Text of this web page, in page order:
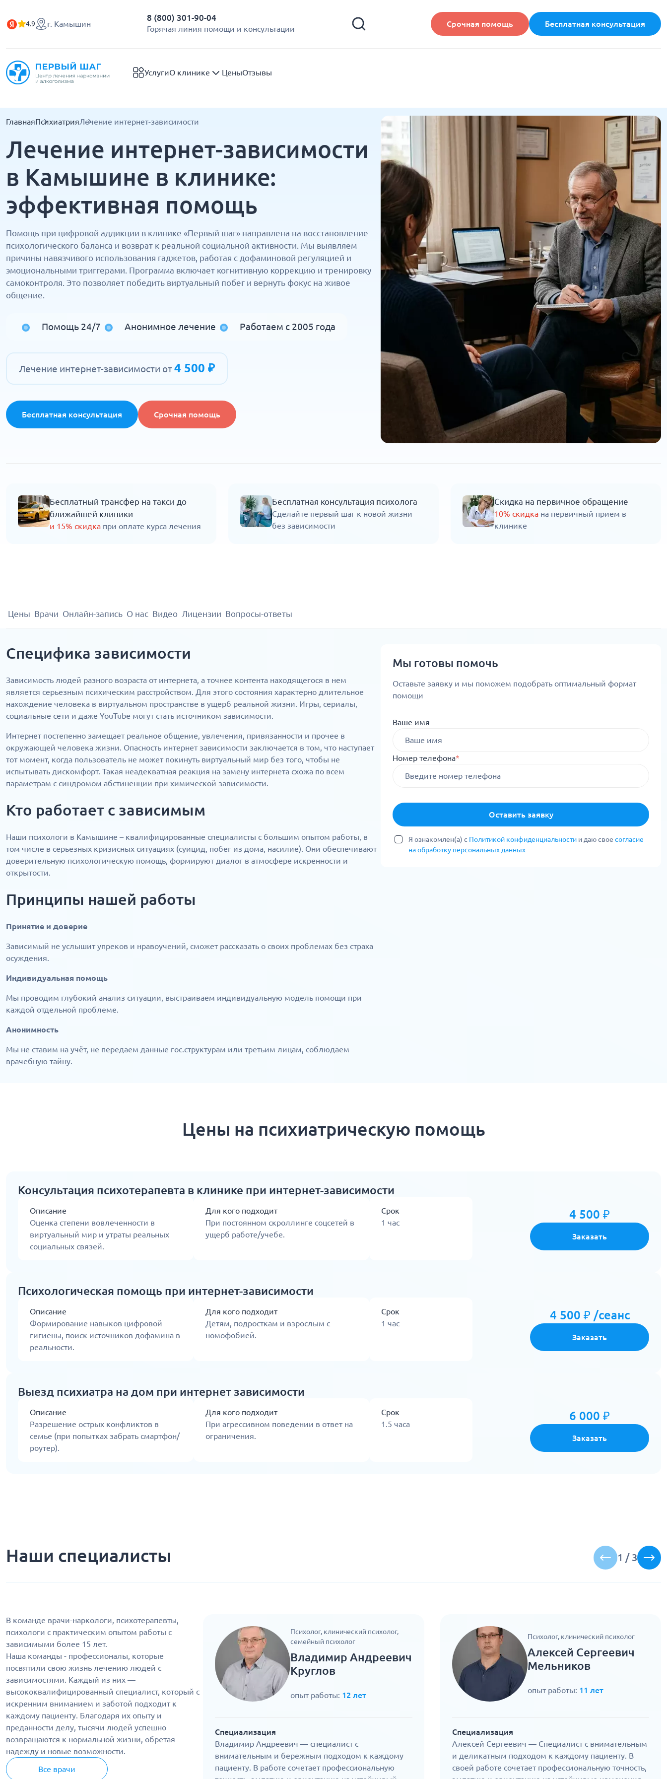
4.9 г. Камышин
8 (800) 301-90-04
Горячая линия помощи и консультации
Срочная помощь Бесплатная консультация
УслугиО клинике ЦеныОтзывы
ГлавнаяПсихиатрияЛечение интернет-зависимости
Лечение интернет-зависимости
в Камышине в клинике:
эффективная помощь
Помощь при цифровой аддикции в клинике «Первый шаг» направлена на восстановление
психологического баланса и возврат к реальной социальной активности. Мы выявляем
причины навязчивого использования гаджетов, работая с дофаминовой регуляцией и
эмоциональными триггерами. Программа включает когнитивную коррекцию и тренировку
самоконтроля. Это позволяет победить виртуальный побег и вернуть фокус на живое
общение.
Помощь 24/7 Анонимное лечение Работаем с 2005 года
Лечение интернет-зависимости от4 500 ₽
Бесплатная консультация Срочная помощь
Бесплатный трансфер на такси до
ближайшей клиники
и 15% скидка при оплате курса лечения
Бесплатная консультация психолога
Сделайте первый шаг к новой жизни
без зависимости
Скидка на первичное обращение
10% скидка на первичный прием в
клинике
Цены Врачи Онлайн-запись О нас Видео Лицензии Вопросы-ответы
Специфика зависимости
Зависимость людей разного возраста от интернета, а точнее контента находящегося в нем
является серьезным психическим расстройством. Для этого состояния характерно длительное
нахождение человека в виртуальном пространстве в ущерб реальной жизни. Игры, сериалы,
социальные сети и даже YouTube могут стать источником зависимости.
Интернет постепенно замещает реальное общение, увлечения, привязанности и прочее в
окружающей человека жизни. Опасность интернет зависимости заключается в том, что наступает
тот момент, когда пользователь не может покинуть виртуальный мир без того, чтобы не
испытывать дискомфорт. Такая неадекватная реакция на замену интернета схожа по всем
параметрам с синдромом абстиненции при химической зависимости.
Кто работает с зависимым
Наши психологи в Камышине – квалифицированные специалисты с большим опытом работы, в
том числе в серьезных кризисных ситуациях (суицид, побег из дома, насилие). Они обеспечивают
доверительную психологическую помощь, формируют диалог в атмосфере искренности и
открытости.
Принципы нашей работы
Принятие и доверие
Зависимый не услышит упреков и нравоучений, сможет рассказать о своих проблемах без страха
осуждения.
Индивидуальная помощь
Мы проводим глубокий анализ ситуации, выстраиваем индивидуальную модель помощи при
каждой отдельной проблеме.
Анонимность
Мы не ставим на учёт, не передаем данные гос.структурам или третьим лицам, соблюдаем
врачебную тайну.
Мы готовы помочь
Оставьте заявку и мы поможем подобрать оптимальный формат
помощи
Ваше имя
Номер телефона*
Оставить заявку
Я ознакомлен(а) с Политикой конфиденциальности и даю свое согласие
на обработку персональных данных
Цены на психиатрическую помощь
Консультация психотерапевта в клинике при интернет-зависимости
Описание
Оценка степени вовлеченности в
виртуальный мир и утраты реальных
социальных связей.
Для кого подходит
При постоянном скроллинге соцсетей в
ущерб работе/учебе.
Срок
1 час
4 500 ₽
Заказать
Психологическая помощь при интернет-зависимости
Описание
Формирование навыков цифровой
гигиены, поиск источников дофамина в
реальности.
Для кого подходит
Детям, подросткам и взрослым с
номофобией.
Срок
1 час
4 500 ₽ /сеанс
Заказать
Выезд психиатра на дом при интернет зависимости
Описание
Разрешение острых конфликтов в
семье (при попытках забрать смартфон/
роутер).
Для кого подходит
При агрессивном поведении в ответ на
ограничения.
Срок
1.5 часа
6 000 ₽
Заказать
Наши специалисты 1 / 3
В команде врачи-наркологи, психотерапевты,
психологи с практическим опытом работы с
зависимыми более 15 лет.
Наша команды - профессионалы, которые
посвятили свою жизнь лечению людей с
зависимостями. Каждый из них —
высококвалифицированный специалист, который с
искренним вниманием и заботой подходит к
каждому пациенту. Благодаря их опыту и
преданности делу, тысячи людей успешно
возвращаются к нормальной жизни, обретая
надежду и новые возможности.
Все врачи
Психолог, клинический психолог,
семейный психолог
Владимир Андреевич
Круглов
опыт работы: 12 лет
Специализация
Владимир Андреевич — специалист с
внимательным и бережным подходом к каждому
пациенту. В работе сочетает профессиональную
Психолог, клинический психолог
Алексей Сергеевич
Мельников
опыт работы: 11 лет
Специализация
Алексей Сергеевич — Специалист с внимательным
и деликатным подходом к каждому пациенту. В
своей работе сочетает профессиональную точность,